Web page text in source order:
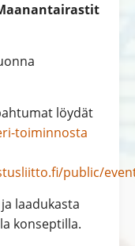
löydät
toiminnosta
public/
laadukasta
konseptilla.